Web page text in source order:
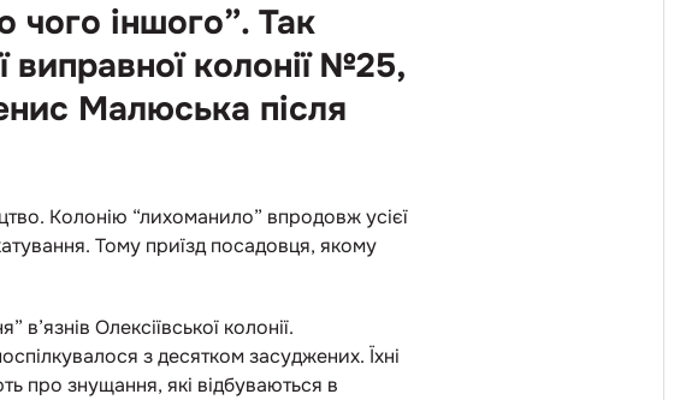
чого іншого”. Так
виправної колонії №25,
Малюська після
Колонію “лихоманило” впродовж усієї
Тому приїзд посадовця, якому
Олексіївської колонії.
з десятком засуджених. Їхні
про знущання, які відбуваються в